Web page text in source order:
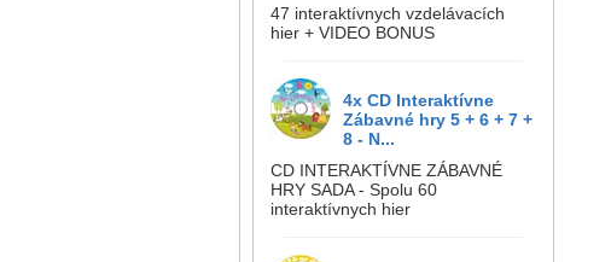
47 interaktívnych vzdelávacích
hier + VIDEO BONUS
4x CD Interaktívne
Zábavné hry 5 + 6 + 7 +
8 - N...
CD INTERAKTÍVNE ZÁBAVNÉ
HRY SADA - Spolu 60
interaktívnych hier